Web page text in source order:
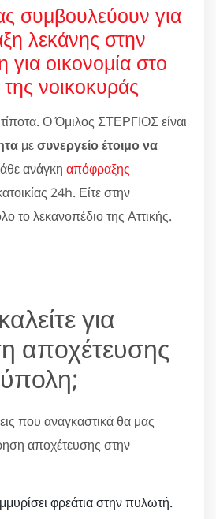
συμβουλεύουν για
λεκάνης στην
για οικονομία στο
νοικοκυράς
Ο Όμιλος ΣΤΕΡΓΙΟΣ είναι
μεσυνεργείο έτοιμο να
ανάγκη απόφραξης
24h. Είτε στην
το λεκανοπέδιο της Αττικής.
για
αποχέτευσης
που αναγκαστικά θα μας
αποχέτευσης στην
φρεάτια στην πυλωτή.